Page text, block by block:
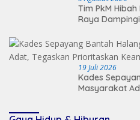
Tim PkM
Raya
19 Juli 2026
Kades
Masyarakat